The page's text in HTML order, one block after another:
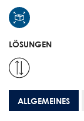
LÖSUNGEN
ALLGEMEINES